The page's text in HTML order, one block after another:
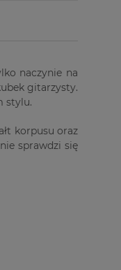
naczynie na
gitarzysty.
stylu.
korpusu oraz
sprawdzi się